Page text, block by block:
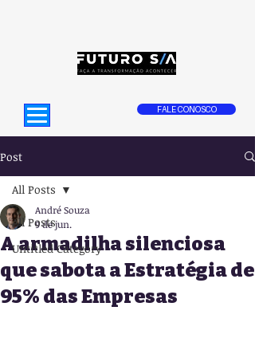
FALE CONOSCO
Post
All Posts
Untitled Category
All Posts
A armadilha silenciosa
que sabota a Estratégia de
95% das Empresas
André Souza
9 de jun.